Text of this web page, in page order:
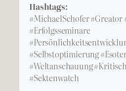
Hashtags:
#MichaelSchofer #Greator
#Erfolgsseminare
#Selbstoptimierung
#Weltanschauung
#Sektenwatch